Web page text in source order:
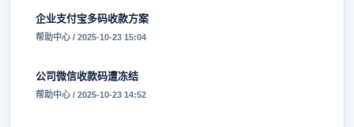
企业支付宝多码收款方案
帮助中心 / 2025-10-23 15:04
公司微信收款码遭冻结
帮助中心 / 2025-10-23 14:52